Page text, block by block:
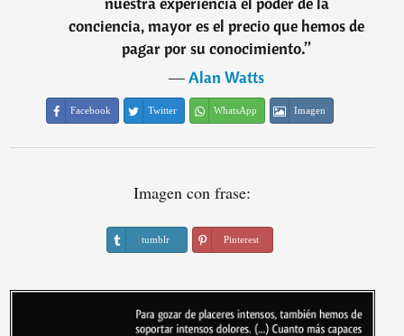
conciencia, mayor es el precio que hemos de
pagar por su conocimiento.”
―Alan Watts
Facebook Twitter WhatsApp Imagen
Imagen con frase:
tumblr Pinterest